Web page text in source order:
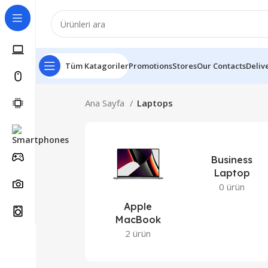
Tüm KatagorilerPromotionsStoresOur Contacts
Ana Sayfa Laptops
Apple
MacBook
2 ürün
Business
Laptop
0 ürün